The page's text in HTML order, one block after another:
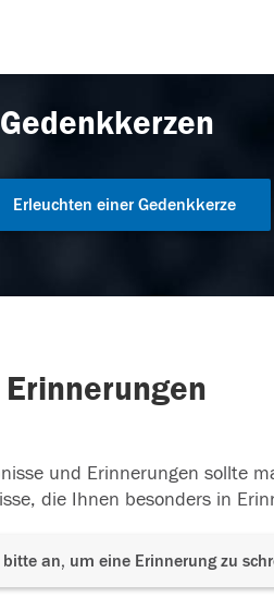
Gedenkkerzen
Erleuchten einer Gedenkkerze
Erinnerungen
und Erinnerungen sollte
die Ihnen besonders in
an, um eine Erinnerung zu